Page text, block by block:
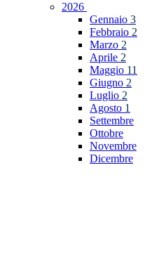
2026
Gennaio 3
Febbraio 2
Marzo 2
Aprile 2
Maggio 11
Giugno 2
Luglio 2
Agosto 1
Settembre
Ottobre
Novembre
Dicembre